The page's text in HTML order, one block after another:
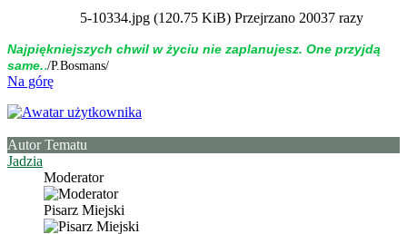
5-10334.jpg (120.75 KiB) Przejrzano 20037 razy
Naj­piękniej­szych chwil w życiu nie zap­la­nujesz. One przyjdą
same../P.Bosmans/
Na górę
Autor Tematu
Jadzia
Moderator
Pisarz Miejski